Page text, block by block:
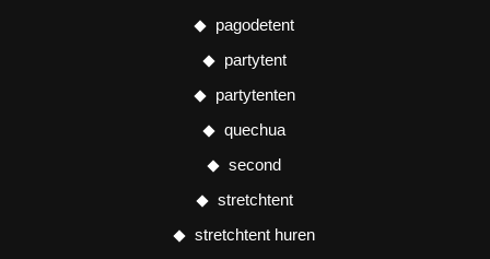
pagodetent
partytent
partytenten
quechua
second
stretchtent
stretchtent huren